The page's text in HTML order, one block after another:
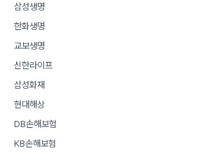
삼성생명
한화생명
교보생명
신한라이프
삼성화재
현대해상
DB손해보험
KB손해보험